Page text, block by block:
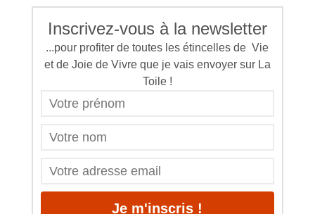
Inscrivez-vous à la newsletter
...pour profiter de toutes les étincelles de Vie
et de Joie de Vivre que je vais envoyer sur La
Toile !